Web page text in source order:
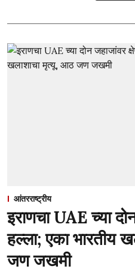
आंतरराष्ट्रीय
इराणचा UAE च्या
हल्ला; एका भारतीय
जण जखमी